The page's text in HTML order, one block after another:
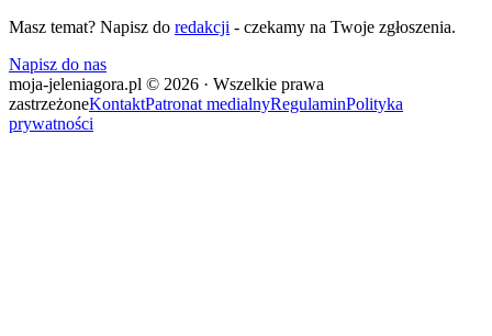
Masz temat? Napisz do redakcji - czekamy na Twoje zgłoszenia.
Napisz do nas
moja-jeleniagora.pl © 2026 · Wszelkie prawa
zastrzeżoneKontaktPatronat medialnyRegulaminPolityka
prywatności